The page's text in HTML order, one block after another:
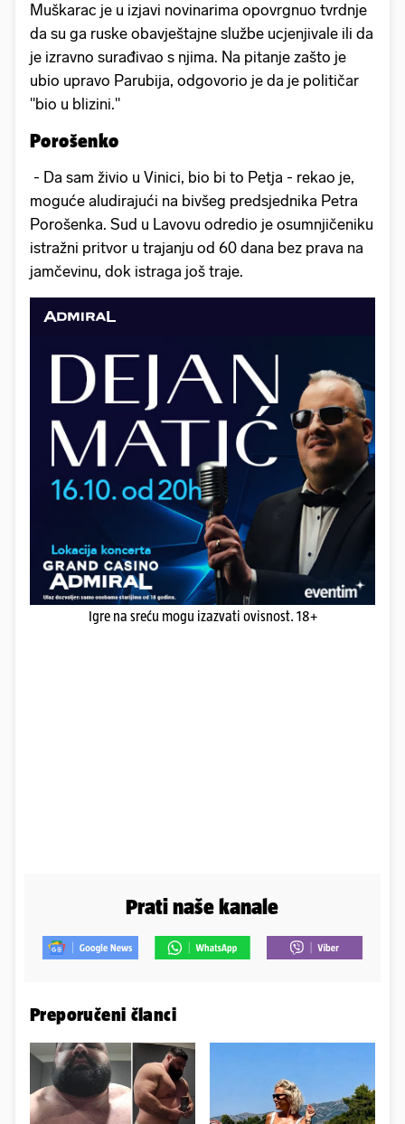
Muškarac je u izjavi novinarima opovrgnuo tvrdnje
da su ga ruske obavještajne službe ucjenjivale ili da
je izravno surađivao s njima. Na pitanje zašto je
ubio upravo Parubija, odgovorio je da je političar
"bio u blizini."
Porošenko
- Da sam živio u Vinici, bio bi to Petja - rekao je,
moguće aludirajući na bivšeg predsjednika Petra
Porošenka. Sud u Lavovu odredio je osumnjičeniku
istražni pritvor u trajanju od 60 dana bez prava na
jamčevinu, dok istraga još traje.
Igre na sreću mogu izazvati ovisnost. 18+
Prati naše kanale
Preporučeni članci